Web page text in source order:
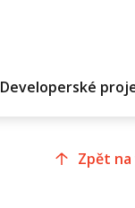
Developerské
Zpět